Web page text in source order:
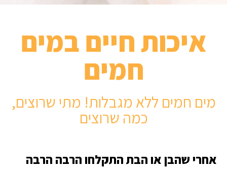
איכות חיים במים
חמים
מים חמים ללא מגבלות! מתי שרוצים,
כמה שרוצים
אחרי שהבן או הבת התקלחו הרבה הרבה